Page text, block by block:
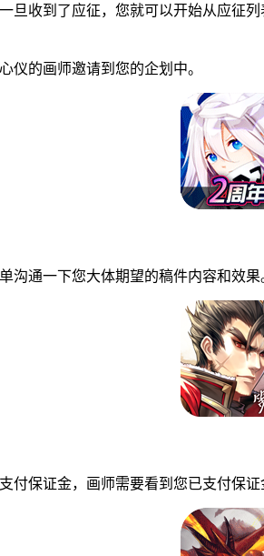
收到了应征，您就可以开始从应征
的画师邀请到您的企划中。
一下您大体期望的稿件内容和效果
证金，画师需要看到您已支付保证